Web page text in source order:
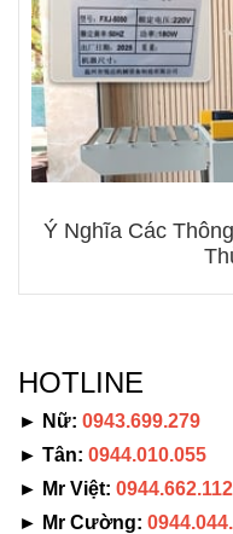
Ý Nghĩa Các
HOTLINE
► Nữ: 0943.699.279
► Tân: 0944.010.055
► Mr Việt: 0944.662.112
► Mr Cường: